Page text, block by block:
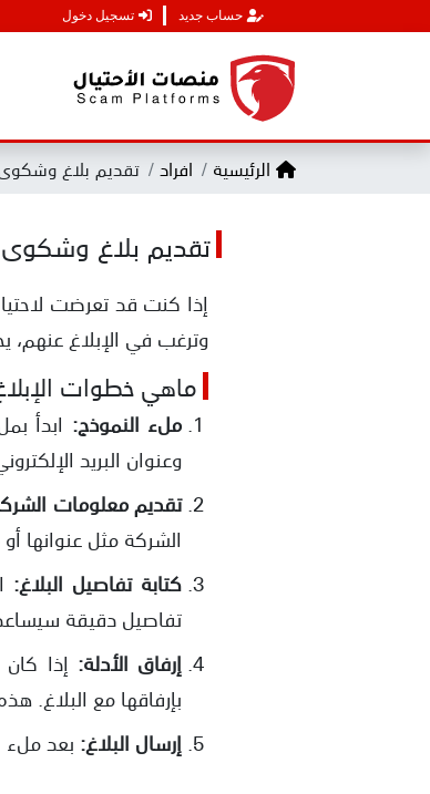
حساب جديد تسجيل دخول
الرئيسية افراد تقديم بلاغ
تقديم بلاغ وشكوى
إذا كنت قد تعرضت
وترغب في الإبلاغ عنهم،
ماهي خطوات
ملء النموذج: ابدأ
وعنوان البريد
تقديم معلومات
الشركة مثل عنوانها
كتابة تفاصيل البلاغ:
تفاصيل دقيقة
إرفاق الأدلة: إذا
بإرفاقها مع البلاغ.
إرسال البلاغ: بعد ملء